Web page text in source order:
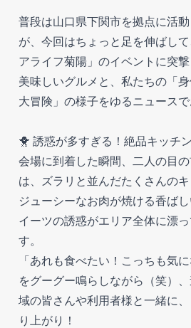
普段は山口県下関市を拠点に活
が、今回はちょっと足を伸ばし
アライフ菊陽」のイベントに突
美味しいグルメと、私たちの「身
大冒険」の様子をゆるニュース
🐥 誘惑が多すぎる！絶品キッチ
会場に到着した瞬間、二人の目
は、ズラリと並んだたくさんの
ジューシーなお肉が焼ける香ば
イーツの誘惑がエリア全体に漂
す。
「あれも食べたい！こっちも気
をグーグー鳴らしながら（笑）
域の皆さんや利用者様と一緒に
り上がり！